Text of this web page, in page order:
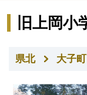
旧上岡小
県北 大子町